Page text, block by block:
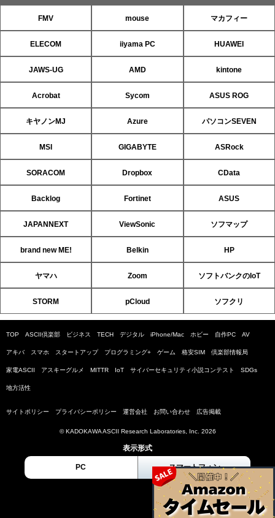
FMV mouse マカフィー
ELECOM iiyama PC HUAWEI
JAWS-UG AMD kintone
Acrobat Sycom ASUS ROG
キヤノンMJ Azure パソコンSEVEN
MSI GIGABYTE ASRock
SORACOM Dropbox CData
Backlog Fortinet ASUS
JAPANNEXT ViewSonic ソフマップ
brand new ME! Belkin HP
ヤマハ Zoom ソフトバンクのIoT
STORM pCloud ソフクリ
TOP ASCII倶楽部 ビジネス TECH デジタル iPhone/Mac ホビー 自作PC AV
アキバ スマホ スタートアップ プログラミング+ ゲーム 格安SIM 倶楽部情報局
家電ASCII アスキーグルメ MITTR IoT サイバーセキュリティ小説コンテスト SDGs
地方活性
サイトポリシー プライバシーポリシー 運営会社 お問い合わせ 広告掲載
© KADOKAWA ASCII Research Laboratories, Inc. 2026
表示形式
PC スマートフォン